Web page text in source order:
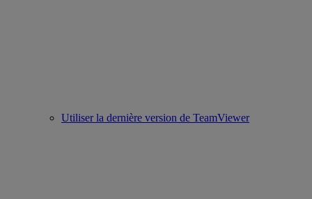
Utiliser la dernière version de TeamViewer